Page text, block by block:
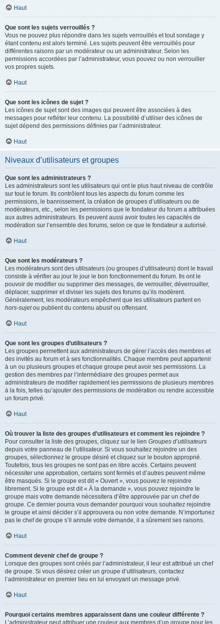
Haut
Que sont les sujets verrouillés ?
Vous ne pouvez plus répondre dans les sujets verrouillés et tout sondage y
étant contenu est alors terminé. Les sujets peuvent être verrouillés pour
différentes raisons par un modérateur ou un administrateur. Selon les
permissions accordées par l’administrateur, vous pouvez ou non verrouiller
vos propres sujets.
Haut
Que sont les icônes de sujet ?
Les icônes de sujet sont des images qui peuvent être associées à des
messages pour refléter leur contenu. La possibilité d’utiliser des icônes de
sujet dépend des permissions définies par l’administrateur.
Haut
Niveaux d’utilisateurs et groupes
Que sont les administrateurs ?
Les administrateurs sont les utilisateurs qui ont le plus haut niveau de contrôle
sur tout le forum. Ils contrôlent tous les aspects du forum comme les
permissions, le bannissement, la création de groupes d’utilisateurs ou de
modérateurs, etc., selon les permissions que le fondateur du forum a attribuées
aux autres administrateurs. Ils peuvent aussi avoir toutes les capacités de
modération sur l’ensemble des forums, selon ce que le fondateur a autorisé.
Haut
Que sont les modérateurs ?
Les modérateurs sont des utilisateurs (ou groupes d’utilisateurs) dont le travail
consiste à vérifier au jour le jour le bon fonctionnement du forum. Ils ont le
pouvoir de modifier ou supprimer des messages, de verrouiller, déverrouiller,
déplacer, supprimer et diviser les sujets des forums qu’ils modèrent.
Généralement, les modérateurs empêchent que les utilisateurs partent en
hors-sujetou publient du contenu abusif ou offensant.
Haut
Que sont les groupes d’utilisateurs ?
Les groupes permettent aux administrateurs de gérer l’accès des membres et
des invités au forum et à ses fonctionnalités. Chaque membre peut appartenir
à un ou plusieurs groupes et chaque groupe peut avoir ses permissions. La
gestion des membres par l’intermédiaire des groupes permet aux
administrateurs de modifier rapidement les permissions de plusieurs membres
à la fois, telles qu’ajouter des permissions de modération ou rendre accessible
un forum privé.
Haut
Où trouver la liste des groupes d’utilisateurs et comment les rejoindre ?
Pour consulter la liste des groupes, cliquez sur le lien Groupes d’utilisateurs
depuis votre panneau de l’utilisateur. Si vous souhaitez rejoindre un des
groupes, sélectionnez le groupe désiré et cliquez sur le bouton approprié.
Toutefois, tous les groupes ne sont pas en libre accès. Certains peuvent
nécessiter une approbation, certains sont fermés et d’autres peuvent même
être masqués. Si le groupe est dit « Ouvert », vous pouvez le rejoindre
librement. Si le groupe est dit « À la demande », vous pouvez rejoindre le
groupe mais votre demande nécessitera d’être approuvée par un chef de
groupe. Ce dernier pourra vous demander pourquoi vous souhaitez rejoindre
le groupe et ainsi décider s’il approuvera ou non votre demande. N’importunez
pas le chef de groupe s’il annule votre demande, il a sûrement ses raisons.
Haut
Comment devenir chef de groupe ?
Lorsque des groupes sont créés par l’administrateur, il leur est attribué un chef
de groupe. Si vous désirez créer un groupe d’utilisateurs, contactez
l’administrateur en premier lieu en lui envoyant un message privé.
Haut
Pourquoi certains membres apparaissent dans une couleur différente ?
L’administrateur peut attribuer une couleur aux membres d’un groupe pour les